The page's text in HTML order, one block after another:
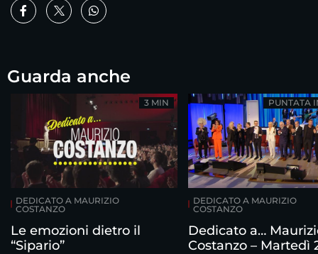
Guarda anche
DEDICATO A MAURIZIO
COSTANZO
Le emozioni dietro il
“Sipario”
3 MIN
DEDICATO A MAURIZIO
COSTANZO
Dedicato a…
Costanzo – Martedì
PUNTATA